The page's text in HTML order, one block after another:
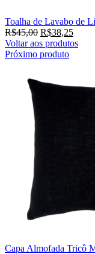
Toalha de Lavabo de
R$45,00 R$38,25
Voltar aos produtos
Próximo produto
Capa Almofada Tricô